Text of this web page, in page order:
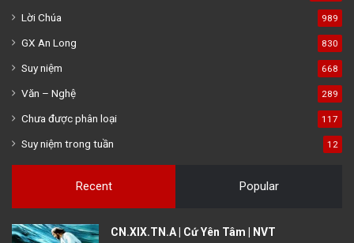
Lời Chúa 989
GX An Long 830
Suy niệm 668
Văn – Nghệ 289
Chưa được phân loại 117
Suy niệm trong tuần 12
Recent Popular
CN.XIX.TN.A | Cứ Yên Tâm | NVT